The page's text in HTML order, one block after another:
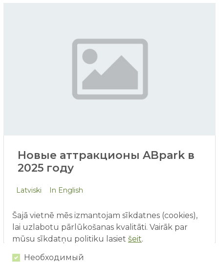
Новые аттракционы ABpark в
2025 году
Сезон 2025 года в ABpark уже здесь с новыми
приключений! К нашему постоянному выбору
развлечений добавились два новых аттракциона,
которые подарят радость всей семье.
Latviski In English
Šajā vietnē mēs izmantojam sīkdatnes (cookies),
lai uzlabotu pārlūkošanas kvalitāti. Vairāk par
mūsu sīkdatņu politiku lasiet šeit.
Необходимый